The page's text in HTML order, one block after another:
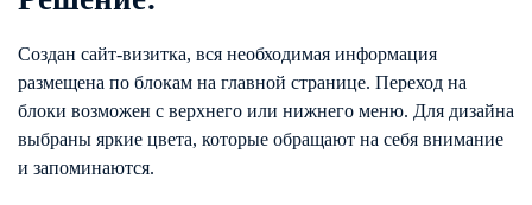
Создан сайт-визитка, вся необходимая информация
размещена по блокам на главной странице. Переход на
блоки возможен с верхнего или нижнего меню. Для дизайна
выбраны яркие цвета, которые обращают на себя внимание
и запоминаются.